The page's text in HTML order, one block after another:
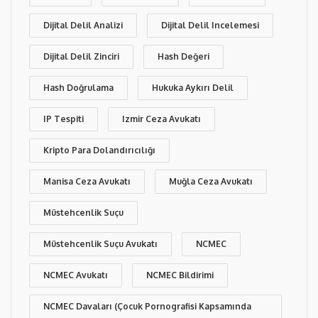
Dijital Delil Analizi Dijital Delil Incelemesi
Dijital Delil Zinciri Hash Değeri
Hash Doğrulama Hukuka Aykırı Delil
IP Tespiti Izmir Ceza Avukatı
Kripto Para Dolandırıcılığı
Manisa Ceza Avukatı Muğla Ceza Avukatı
Müstehcenlik Suçu
Müstehcenlik Suçu Avukatı NCMEC
NCMEC Avukatı NCMEC Bildirimi
NCMEC Davaları (Çocuk Pornografisi Kapsamında